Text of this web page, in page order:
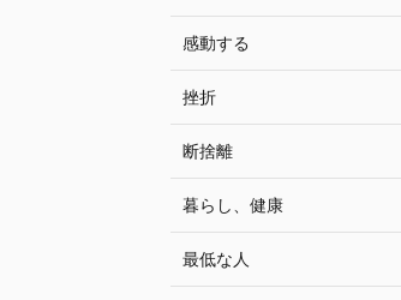
感動する
挫折
断捨離
暮らし、健康
最低な人